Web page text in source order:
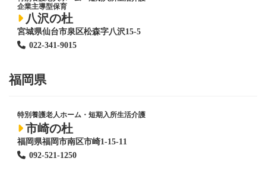
企業主導型保育
八沢の杜
宮城県仙台市泉区松森字八沢15-5
022-341-9015
福岡県
特別養護老人ホーム ・短期入所生活介護
市崎の杜
福岡県福岡市南区市崎1-15-11
092-521-1250